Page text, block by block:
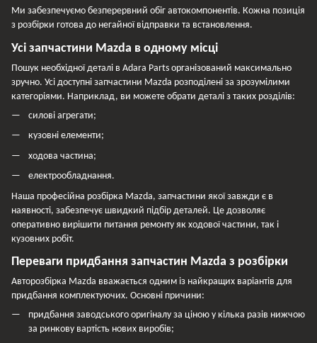
Ми забезпечуємо безперервний обіг автокомпонентів. Кожна позиція
з розбірки готова до негайної відправки та встановлення.
Усі запчастини Mazda в одному місці
Пошук необхідної деталі в Adara Parts організований максимально
зручно. Усі доступні запчастини Mazda розподілені за зрозумілими
категоріями. Наприклад, ви можете обрати деталі з таких розділів:
силові агрегати;
кузовні елементи;
ходова частина;
електрообладнання.
Наша професійна розбірка Mazda, запчастини якої завжди є в
наявності, забезпечує швидкий підбір деталей. Це дозволяє
оперативно вирішити питання ремонту як ходової частини, так і
кузовних робіт.
Переваги придбання запчастин Mazda з розбірки
Авторозбірка Mazda вважається одним із найкращих варіантів для
придбання комплектуючих. Основні причини:
придбання заводського оригіналу за ціною у кілька разів нижчою
за ринкову вартість нових виробів;